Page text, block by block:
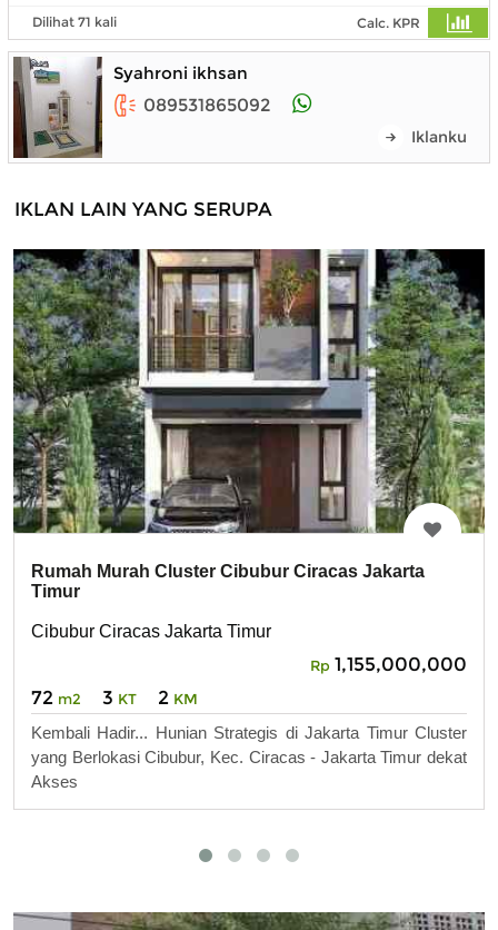
Dilihat 71 kali Calc. KPR
Syahroni ikhsan
089531865092
Iklanku
IKLAN LAIN YANG SERUPA
Rumah Murah Cluster Cibubur Ciracas Jakarta
Timur
Cibubur Ciracas Jakarta Timur
Rp 1,155,000,000
72 m2 3 KT 2 KM
Kembali Hadir... Hunian Strategis di Jakarta Timur Cluster
yang Berlokasi Cibubur, Kec. Ciracas - Jakarta Timur dekat
Akses